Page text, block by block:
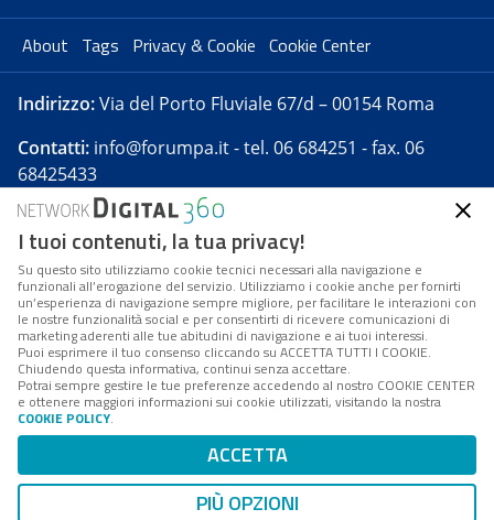
About Tags Privacy & Cookie Cookie Center
Indirizzo:Via del Porto Fluviale 67/d – 00154 Roma
Contatti: info@forumpa.it- tel. 06 684251 - fax. 06
68425433
Forumpa.itè una pubblicazione telematica iscritta
presso Registro della stampa del Tribunale di Roma -
Reg. n. 182 del 2 maggio 2008 - Direttore resp. Michela
Stentella
FPA s.r.l. è società soggetta a Direzione e
Coordinamento da parte di Digital360 S.p.A. - FPA s.r.l.
è un'azienda certificata per il sistema di management
Codice Fiscale/Partita IVA n. 10693191008 - R.E.A. Roma
n. 1249791. ISP AWS
Mappa del sito
I tuoi contenuti, la tua privacy!
Su questo sito utilizziamo cookie tecnici necessari alla navigazione e
funzionali all’erogazione del servizio. Utilizziamo i cookie anche per fornirti
un’esperienza di navigazione sempre migliore, per facilitare le interazioni con
le nostre funzionalità social e per consentirti di ricevere comunicazioni di
marketing aderenti alle tue abitudini di navigazione e ai tuoi interessi.
Puoi esprimere il tuo consenso cliccando su ACCETTA TUTTI I COOKIE.
Chiudendo questa informativa, continui senza accettare.
Potrai sempre gestire le tue preferenze accedendo al nostro COOKIE CENTER
e ottenere maggiori informazioni sui cookie utilizzati, visitando la nostra
COOKIE POLICY.
ACCETTA
PIÙ OPZIONI